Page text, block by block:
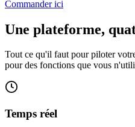
Commander ici
Une plateforme,
Tout ce qu'il faut pour piloter
pour des fonctions que vous
Temps réel